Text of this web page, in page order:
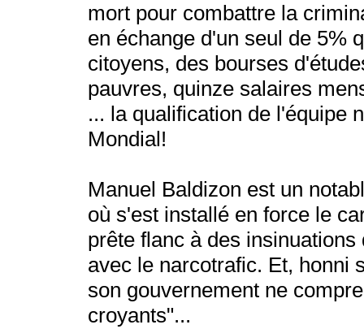
mort pour combattre la
en échange d'un seul de 5%
citoyens, des bourses
pauvres, quinze salaires
... la qualification de l'équipe
Mondial!
Manuel Baldizon est un
où s'est installé en force le
prête flanc à des
avec le narcotrafic. Et, honni
son gouvernement ne
croyants"...